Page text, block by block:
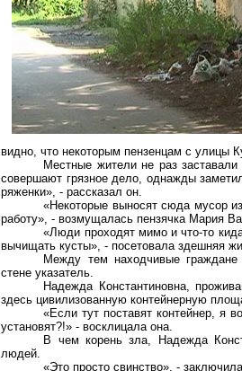
видно, что некоторым пензенцам с улицы
Местные жители не раз
совершают грязное дело, однажды
ряженки», - рассказал он.
«Некоторые выносят сюда мусор
работу», - возмущалась пензячкаМария
«Люди проходят мимо и что-то
вычищать кусты», - посетовала здешняя
Между тем находчивые
стене указатель.
Надежда Константиновна,
здесь цивилизованную контейнерную
«Если тут поставят контейнер, я
установят?!» - восклицала она.
В чем корень зла, Надежда
людей.
«Это простосвинство», -